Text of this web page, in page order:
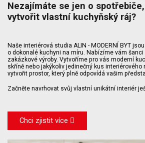
Nezajímáte se jen o
vytvořit vlastní kuchyňský ráj?
Naše interiérová studia ALIN - MODERNÍ BYT
o dokonalé kuchyni na míru. Nabízíme vám
zakázkové výroby. Vytvoříme pro vás moderní
skříně nebo jakýkoliv jedinečný kus interiérového
vytvořit prostor, který plně odpovídá vašim
Začněte navrhovat svůj vlastní unikátní interiér
Chci zjistit více